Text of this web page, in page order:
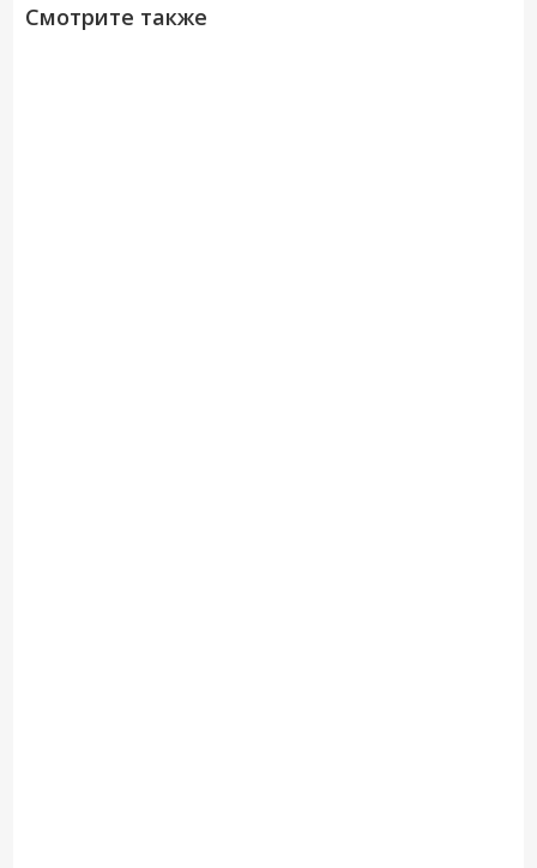
Смотрите также